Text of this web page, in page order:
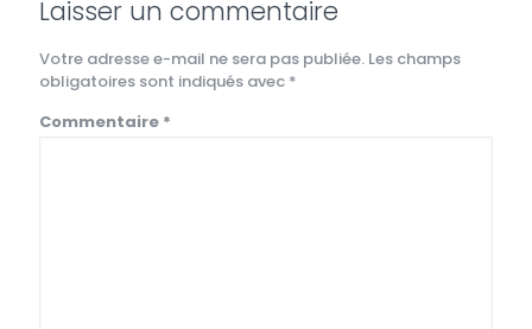
Laisser un commentaire
Votre adresse e-mail ne sera pas publiée. Les champs
obligatoires sont indiqués avec *
Commentaire *